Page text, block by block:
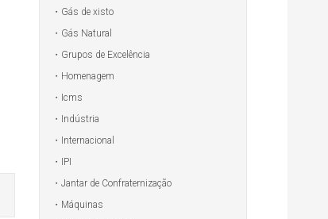
Gás de xisto
Gás Natural
Grupos de Excelência
Homenagem
Icms
Indústria
Internacional
IPI
Jantar de Confraternização
Máquinas